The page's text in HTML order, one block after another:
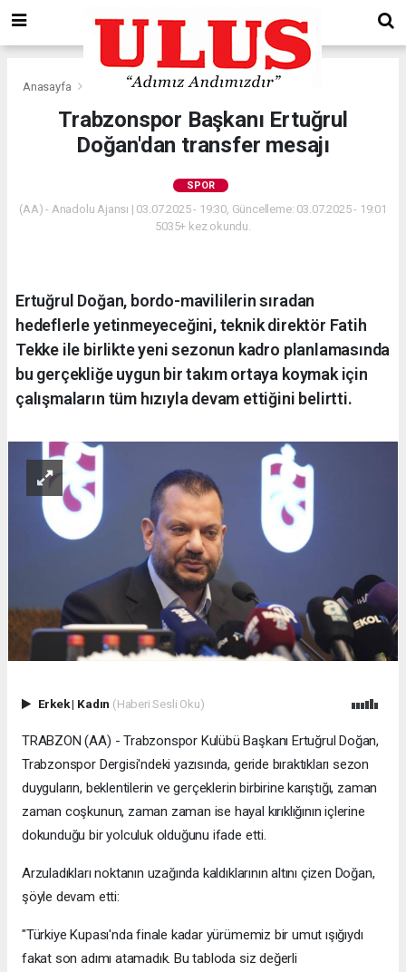
Anasayfa
Trabzonspor Başkanı Ertuğrul
Doğan'dan transfer mesajı
SPOR
(AA) - Anadolu Ajansı | 03.07.2025 - 19:30, Güncelleme: 03.07.2025 - 19:01
5035+ kez okundu.
Ertuğrul Doğan, bordo-mavililerin sıradan
hedeflerle yetinmeyeceğini, teknik direktör Fatih
Tekke ile birlikte yeni sezonun kadro planlamasında
bu gerçekliğe uygun bir takım ortaya koymak için
çalışmaların tüm hızıyla devam ettiğini belirtti.
Erkek| Kadın (Haberi Sesli Oku)
TRABZON (AA) - Trabzonspor Kulübü Başkanı Ertuğrul Doğan,
Trabzonspor Dergisi'ndeki yazısında, geride bıraktıkları sezon
duyguların, beklentilerin ve gerçeklerin birbirine karıştığı, zaman
zaman coşkunun, zaman zaman ise hayal kırıklığının içlerine
dokunduğu bir yolculuk olduğunu ifade etti.
Arzuladıkları noktanın uzağında kaldıklarının altını çizen Doğan,
şöyle devam etti:
"Türkiye Kupası'nda finale kadar yürümemiz bir umut ışığıydı
fakat son adımı atamadık. Bu tabloda siz değerli